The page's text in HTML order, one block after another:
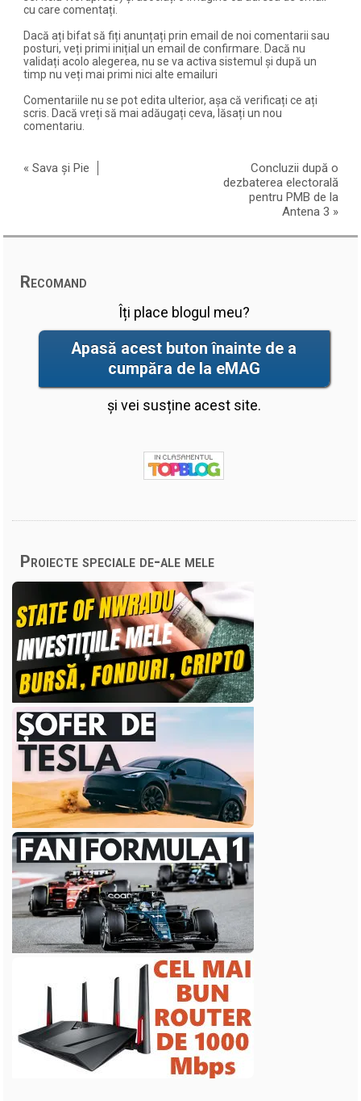
cu care comentați.
Dacă ați bifat să fiți anunțați prin email de noi comentarii sau
posturi, veți primi inițial un email de confirmare. Dacă nu
validați acolo alegerea, nu se va activa sistemul și după un
timp nu veți mai primi nici alte emailuri
Comentariile nu se pot edita ulterior, așa că verificați ce ați
scris. Dacă vreți să mai adăugați ceva, lăsați un nou
comentariu.
«Sava și Pie
Concluzii după o
dezbaterea electorală
pentru PMB de la
Antena 3 »
Recomand
Îți place blogul meu?
Apasă acest buton înainte de a
cumpăra de la eMAG
și vei susține acest site.
Proiecte speciale de-ale mele